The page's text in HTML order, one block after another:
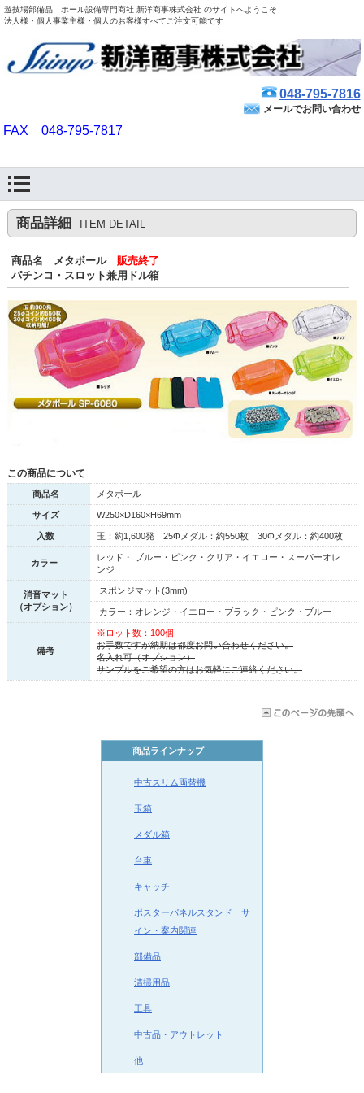
遊技場部備品 ホール設備専門商社 新洋商事株式会社 のサイトへようこそ
法人様・個人事業主様・個人のお客様すべてご注文可能です
048-795-7816
メールでお問い合わせ
FAX 048-795-7817
商品詳細 ITEM DETAIL
商品名 メタボール 販売終了
パチンコ・スロット兼用ドル箱
この商品について
商品名 メタボール
サイズ W250×D160×H69mm
入数 玉：約1,600発 25Φメダル：約550枚 30Φメダル：約400枚
カラー
レッド・ ブルー・ピンク・クリア・イエロー・スーパーオレ
ンジ
消音マット
（オプション）
スポンジマット(3mm)
カラー：オレンジ・イエロー・ブラック・ピンク・ブルー
備考
※ロット数：100個
お手数ですが納期は都度お問い合わせください。
名入れ可（オプション）
サンプルをご希望の方はお気軽にご連絡ください。
商品ラインナップ
中古スリム両替機
玉箱
メダル箱
台車
キャッチ
ポスターパネルスタンド サ
イン・案内関連
部備品
清掃用品
工具
中古品・アウトレット
他